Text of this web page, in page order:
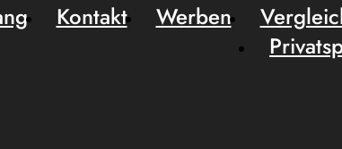
Kontakt Werben